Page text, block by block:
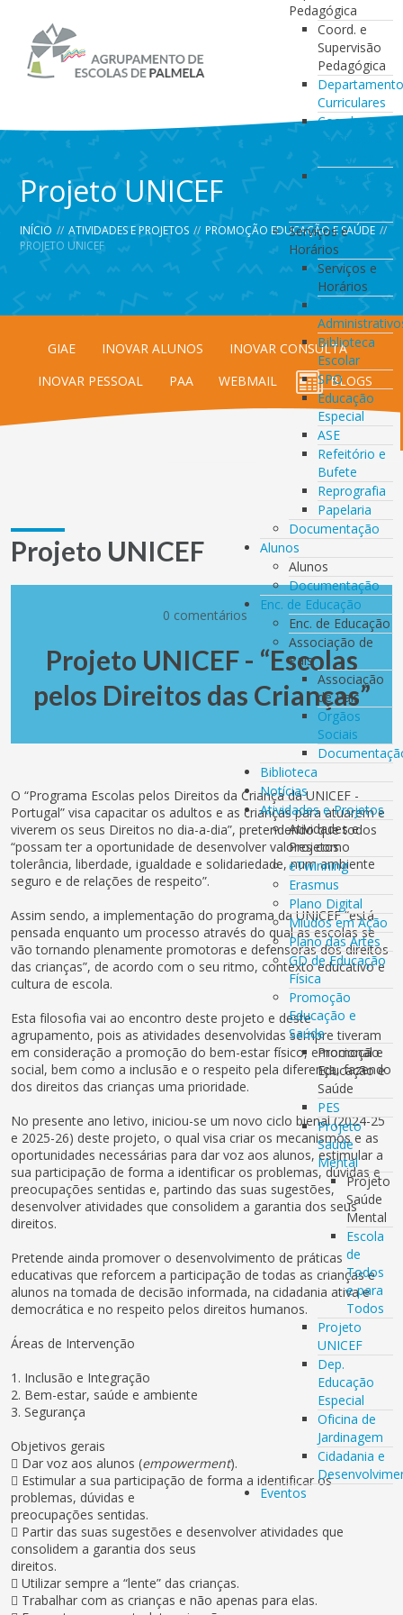
Pedagógica
Coord. e
Supervisão
Pedagógica
Curriculares
Coordenação
da Direção
de Turma
Coordenação
de
Serviços e
Horários
Serviços e
Horários
Serviços
Biblioteca
Escolar
SPO
Educação
Especial
ASE
Refeitório e
Bufete
Reprografia
Papelaria
Documentação
Alunos
Alunos
Documentação
Enc. de Educação
Enc. de Educação
Associação de
Pais
Associação
de Pais
Orgãos
Sociais
Biblioteca
Notícias
Atividades e Projetos
Atividades e
Projetos
eTwinning
Erasmus
Plano Digital
Miúdos em Ação
Plano das Artes
GD de Educação
Física
Promoção
Educação e
Saúde
Promoção
Educação e
Saúde
PES
Projeto
Saúde
Mental
Projeto
Saúde
Mental
Escola
de
Todos
e para
Todos
Projeto
UNICEF
Dep.
Educação
Especial
Oficina de
Jardinagem
Cidadania e
Eventos
Projeto UNICEF
INÍCIO // ATIVIDADES E PROJETOS // PROMOÇÃO EDUCAÇÃO E SAÚDE //
PROJETO UNICEF
GIAE INOVAR ALUNOS
INOVAR CONSULTA
INOVAR PESSOAL
PAA WEBMAIL BLOGS
Projeto UNICEF
0 comentários
Projeto UNICEF - “Escolas
pelos Direitos das Crianças”
O “Programa Escolas pelos Direitos da Criança da UNICEF -
Portugal” visa capacitar os adultos e as crianças para atuarem e
viverem os seus Direitos no dia-a-dia”, pretendendo que todos
“possam ter a oportunidade de desenvolver valores como
tolerância, liberdade, igualdade e solidariedade, num ambiente
seguro e de relações de respeito”.
Assim sendo, a implementação do programa da UNICEF “está
pensada enquanto um processo através do qual as escolas se
vão tornando plenamente promotoras e defensoras dos direitos
das crianças”, de acordo com o seu ritmo, contexto educativo e
cultura de escola.
Esta filosofia vai ao encontro deste projeto e deste
agrupamento, pois as atividades desenvolvidas sempre tiveram
em consideração a promoção do bem-estar físico, emocional e
social, bem como a inclusão e o respeito pela diferença, fazendo
dos direitos das crianças uma prioridade.
No presente ano letivo, iniciou-se um novo ciclo bienal (2024-25
e 2025-26) deste projeto, o qual visa criar os mecanismos e as
oportunidades necessárias para dar voz aos alunos, estimular a
sua participação de forma a identificar os problemas, dúvidas e
preocupações sentidas e, partindo das suas sugestões,
desenvolver atividades que consolidem a garantia dos seus
direitos.
Pretende ainda promover o desenvolvimento de práticas
educativas que reforcem a participação de todas as crianças e
alunos na tomada de decisão informada, na cidadania ativa e
democrática e no respeito pelos direitos humanos.
Áreas de Intervenção
1. Inclusão e Integração
2. Bem-estar, saúde e ambiente
3. Segurança
Objetivos gerais
 Dar voz aos alunos (empowerment).
 Estimular a sua participação de forma a identificar os
problemas, dúvidas e
preocupações sentidas.
 Partir das suas sugestões e desenvolver atividades que
consolidem a garantia dos seus
direitos.
 Utilizar sempre a “lente” das crianças.
 Trabalhar com as crianças e não apenas para elas.